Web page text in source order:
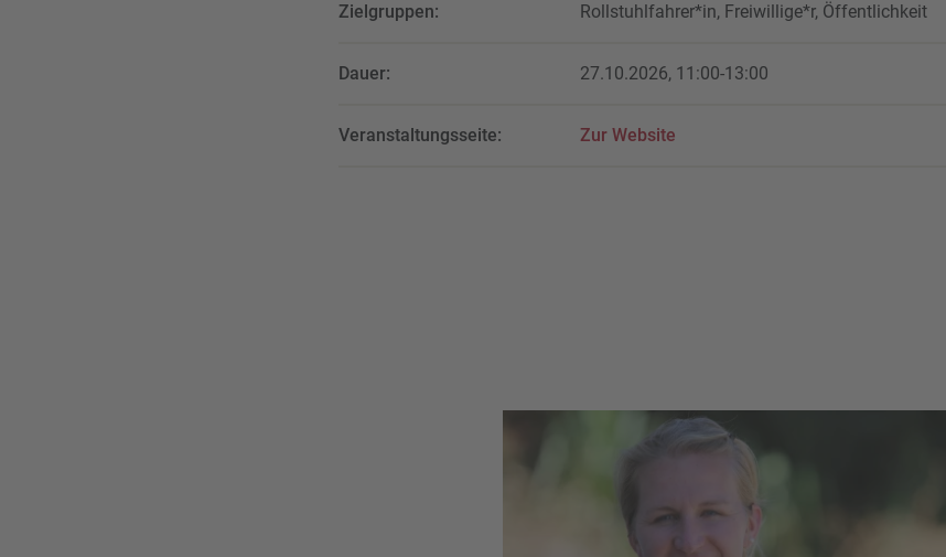
Zielgruppen: Rollstuhlfahrer*in, Freiwillige*r, Öffentlichkeit
Dauer: 27.10.2026, 11:00-13:00
Veranstaltungsseite: Zur Website